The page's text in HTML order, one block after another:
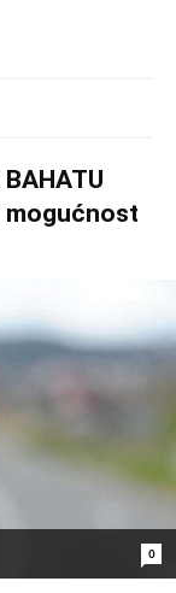
mogućnost
0